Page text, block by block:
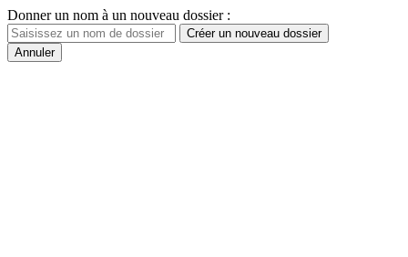
Donner un nom à un nouveau dossier :
Créer un nouveau dossier
Annuler